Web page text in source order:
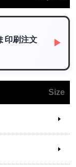
印刷注文
▶
Size